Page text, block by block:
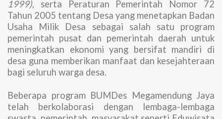
1999), serta Peraturan Pemerintah Nomor 72
Tahun 2005 tentang Desa yang menetapkan Badan
Usaha Milik Desa sebagai salah satu program
pemerintah pusat dan pemerintah daerah untuk
meningkatkan ekonomi yang bersifat mandiri di
desa guna memberikan manfaat dan kesejahteraan
bagi seluruh warga desa.
Beberapa program BUMDes Megamendung Jaya
telah berkolaborasi dengan lembaga-lembaga